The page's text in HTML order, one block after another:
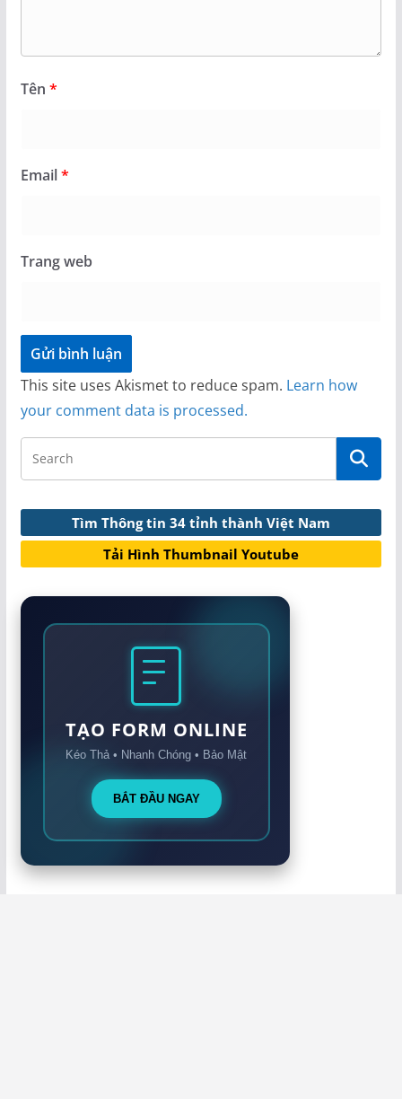
Tên *
Email*
Trang web
This site uses Akismet to reduce spam. Learn how
your comment data is processed.
Tìm Thông tin 34 tỉnh thành Việt Nam
Tải Hình Thumbnail Youtube
TẠO FORM ONLINE
Kéo Thả • Nhanh Chóng • Bảo Mật
BẮT ĐẦU NGAY